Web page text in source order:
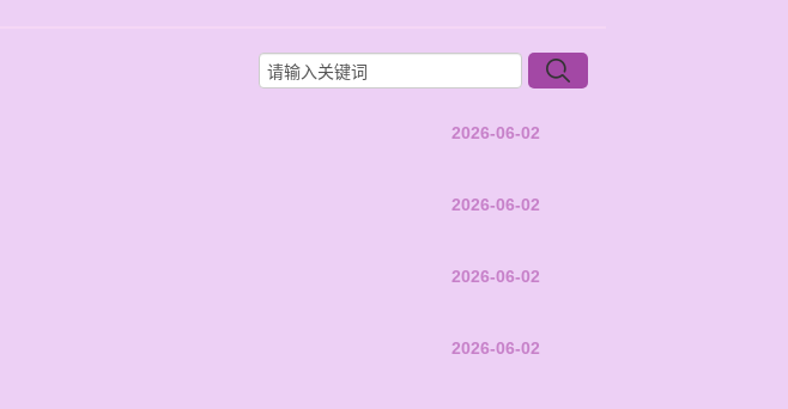
2026-06-02
2026-06-02
2026-06-02
2026-06-02